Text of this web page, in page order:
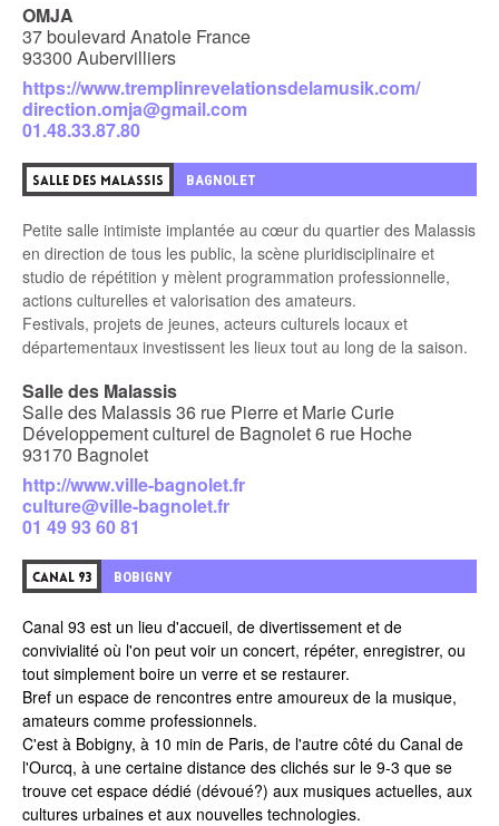
OMJA
37 boulevard Anatole France
93300 Aubervilliers
https://www.tremplinrevelationsdelamusik.com/
direction.omja@gmail.com
01.48.33.87.80
SALLE DES MALASSIS BAGNOLET
Petite salle intimiste implantée au cœur du quartier des Malassis
en direction de tous les public, la scène pluridisciplinaire et
studio de répétition y mèlent programmation professionnelle,
actions culturelles et valorisation des amateurs.
Festivals, projets de jeunes, acteurs culturels locaux et
départementaux investissent les lieux tout au long de la saison.
Salle des Malassis
Salle des Malassis 36 rue Pierre et Marie Curie
Développement culturel de Bagnolet 6 rue Hoche
93170 Bagnolet
http://www.ville-bagnolet.fr
culture@ville-bagnolet.fr
01 49 93 60 81
CANAL 93 BOBIGNY
Canal 93 est un lieu d'accueil, de divertissement et de
convivialité où l'on peut voir un concert, répéter, enregistrer, ou
tout simplement boire un verre et se restaurer.
Bref un espace de rencontres entre amoureux de la musique,
amateurs comme professionnels.
C'est à Bobigny, à 10 min de Paris, de l'autre côté du Canal de
l'Ourcq, à une certaine distance des clichés sur le 9-3 que se
trouve cet espace dédié (dévoué?) aux musiques actuelles, aux
cultures urbaines et aux nouvelles technologies.